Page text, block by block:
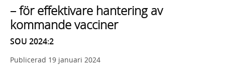
– för effektivare hantering av
kommande vacciner
SOU 2024:2
Publicerad 19 januari 2024